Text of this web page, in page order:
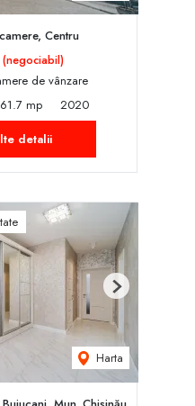
Centru
(negociabil)
de vânzare
61.7 mp
2020
detalii
Harta
Next